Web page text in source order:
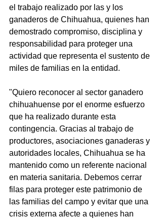
el trabajo realizado por las y los
ganaderos de Chihuahua, quienes han
demostrado compromiso, disciplina y
responsabilidad para proteger una
actividad que representa el sustento de
miles de familias en la entidad.
"Quiero reconocer al sector ganadero
chihuahuense por el enorme esfuerzo
que ha realizado durante esta
contingencia. Gracias al trabajo de
productores, asociaciones ganaderas y
autoridades locales, Chihuahua se ha
mantenido como un referente nacional
en materia sanitaria. Debemos cerrar
filas para proteger este patrimonio de
las familias del campo y evitar que una
crisis externa afecte a quienes han